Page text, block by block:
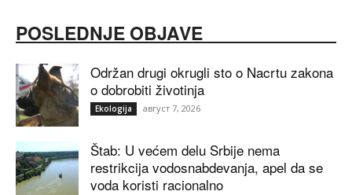
POSLEDNJE OBJAVE
Održan drugi okrugli sto o Nacrtu zakona
o dobrobiti životinja
Ekologija август 7, 2026
Štab: U većem delu Srbije nema
restrikcija vodosnabdevanja, apel da se
voda koristi racionalno